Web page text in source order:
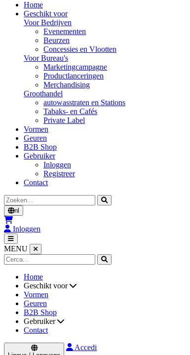
Home
Geschikt voor
Voor Bedrijven
Evenementen
Beurzen
Concessies en Vlootten
Voor Bureau's
Marketingcampagne
Productlanceringen
Merchandising
Groothandel
autowasstraten en Stations
Tabaks- en Cafés
Private Label
Vormen
Geuren
B2B Shop
Gebruiker
Inloggen
Registreer
Contact
Zoeken
nl
Inloggen
MENU
Home
Geschikt voor
Vormen
Geuren
B2B Shop
Gebruiker
Contact
Accedi